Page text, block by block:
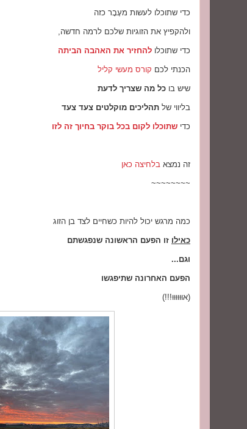
כדי שתוכלו לעשות מעָבָר כזה
ולהקפיץ את הזוגיות שלכם לרמה חדשה,
כדי שתוכלו להחזיר את האהבה הביתה
הכנתי לכם קורס מעשי קליל
שיש בו כל מה שצריך לדעת
בליווי של תהליכים מוקלטים צעד צעד
כדי שתוכלו לקום בכל בוקר בחיוך זה לזו
זה נמצא בלחיצה כאן
~~~~~~~~
כמה מרגש יכול להיות כשחיים לצד בן הזוג
כאילו זו הפעם הראשונה שנפגשתם
וגם...
הפעם האחרונה שתיפגשו
(אוּוּוּוּוּוּ!!!)